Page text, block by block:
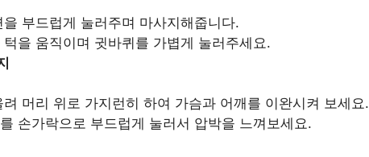
을 부드럽게 눌러주며 마사지해줍니다.
턱을 움직이며 귓바퀴를 가볍게 눌러주세요.
려 머리 위로 가지런히 하여 가슴과 어깨를 이완시켜 보세요.
손가락으로 부드럽게 눌러서 압박을 느껴보세요.